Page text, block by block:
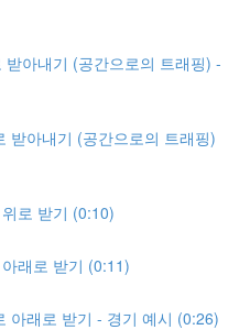
아내기 (공간으로의 트래핑) -
받아내기 (공간으로의 트래핑)
로 받기 (0:10)
래로 받기 (0:11)
아래로 받기 - 경기 예시 (0:26)